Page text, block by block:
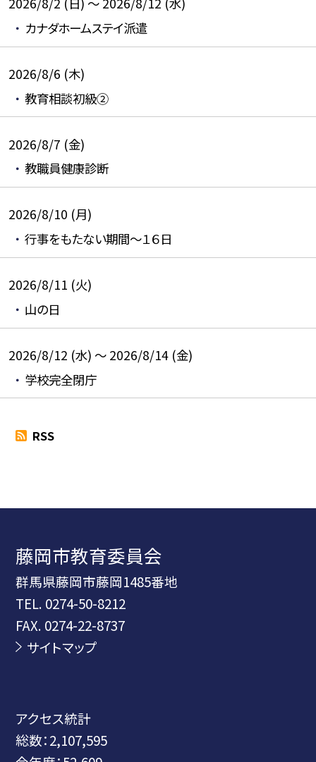
カナダホームステイ派遣
2026/8/6 (木)
教育相談初級②
2026/8/7 (金)
教職員健康診断
2026/8/10 (月)
行事をもたない期間～１６日
2026/8/11 (火)
山の日
2026/8/12 (水) ～ 2026/8/14 (金)
学校完全閉庁
RSS
藤岡市教育委員会
群馬県藤岡市藤岡1485番地
TEL. 0274-50-8212
FAX. 0274-22-8737
サイトマップ
アクセス統計
総数：2,107,595